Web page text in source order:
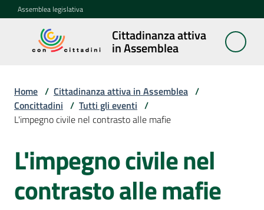
Vai al contenuto
Vai alla navigazione
Vai al footer
Assemblea legislativa
Cittadinanza attiva
in Assemblea
Cittadinanza
attiva in
Concittadini
Porte
aperte
Assemblea
Home / Cittadinanza attiva in Assemblea /
Concittadini / Tutti gli eventi /
L'impegno civile nel contrasto alle mafie
Salta al contenuto
L'impegno civile nel
contrasto alle mafie